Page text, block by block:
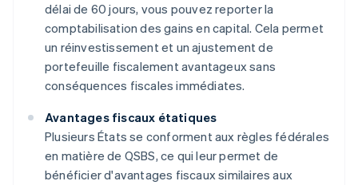
délai de 60 jours, vous pouvez reporter la
comptabilisation des gains en capital. Cela permet
un réinvestissement et un ajustement de
portefeuille fiscalement avantageux sans
conséquences fiscales immédiates.
Avantages fiscaux étatiques
Plusieurs États se conforment aux règles fédérales
en matière de QSBS, ce qui leur permet de
bénéficier d'avantages fiscaux similaires aux